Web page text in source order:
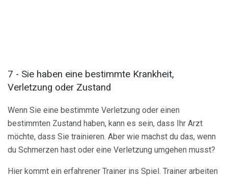
7 - Sie haben eine bestimmte Krankheit,
Verletzung oder Zustand
Wenn Sie eine bestimmte Verletzung oder einen
bestimmten Zustand haben, kann es sein, dass Ihr Arzt
möchte, dass Sie trainieren. Aber wie machst du das, wenn
du Schmerzen hast oder eine Verletzung umgehen musst?
Hier kommt ein erfahrener Trainer ins Spiel. Trainer arbeiten